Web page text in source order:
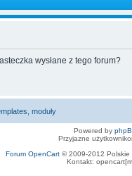
wysłane z tego forum?
moduły
Powered by
Przyjazne
Forum OpenCart© 2009-2012 Polskie
Kontakt: